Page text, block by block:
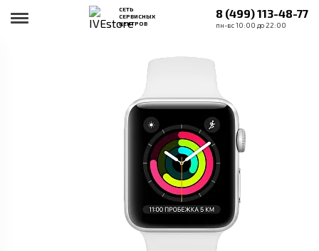
СЕТЬ
СЕРВИСНЫХ
ЦЕНТРОВ
8 (499) 113-48-77
пн-вс 10:00 до 22:00